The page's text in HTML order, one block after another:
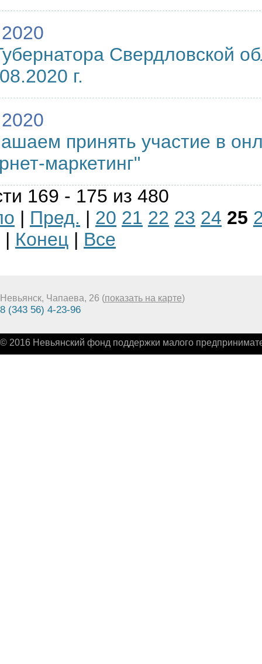
Свердловской
г.
принять участие в
маркетинг"
169 - 175 из 480
| Пред. | 20 21 22 23 24 25
| Конец | Все
Невьянск, Чапаева, 26 (показать на карте)
8 (343 56) 4-23-96
© 2016 Невьянский фонд поддержки малого